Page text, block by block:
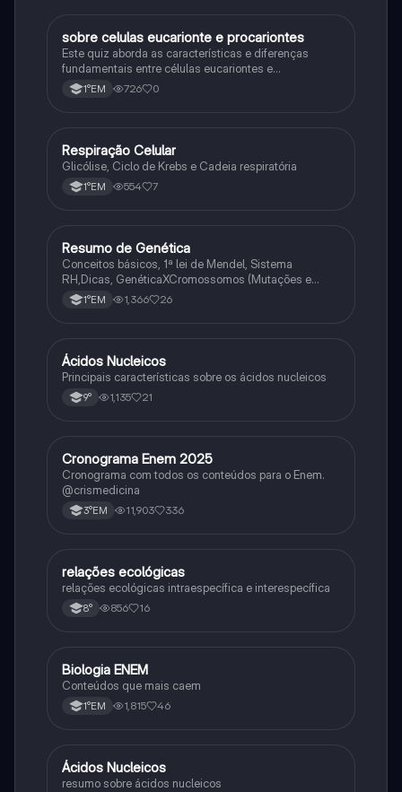
Biologia
sobre celulas eucarionte e procariontes
Este quiz aborda as características e diferenças
fundamentais entre células eucariontes e
procariontes.
1°EM 726 0
Biologia
Respiração Celular
Glicólise, Ciclo de Krebs e Cadeia respiratória
1°EM 554 7
Biologia
Resumo de Genética
Conceitos básicos, 1ª lei de Mendel, Sistema
RH,Dicas, GenéticaXCromossomos (Mutações e
Variações Genéticas).
1°EM 1,366 26
Biologia
Ácidos Nucleicos
Principais características sobre os ácidos nucleicos
9° 1,135 21
Matematica
Cronograma Enem 2025
Cronograma com todos os conteúdos para o Enem.
@crismedicina
3°EM 11,903 336
Biologia
relações ecológicas
relações ecológicas intraespecífica e interespecífica
8° 856 16
Ciência
Biologia ENEM
Conteúdos que mais caem
1°EM 1,815 46
Biologia
Ácidos Nucleicos
resumo sobre ácidos nucleicos